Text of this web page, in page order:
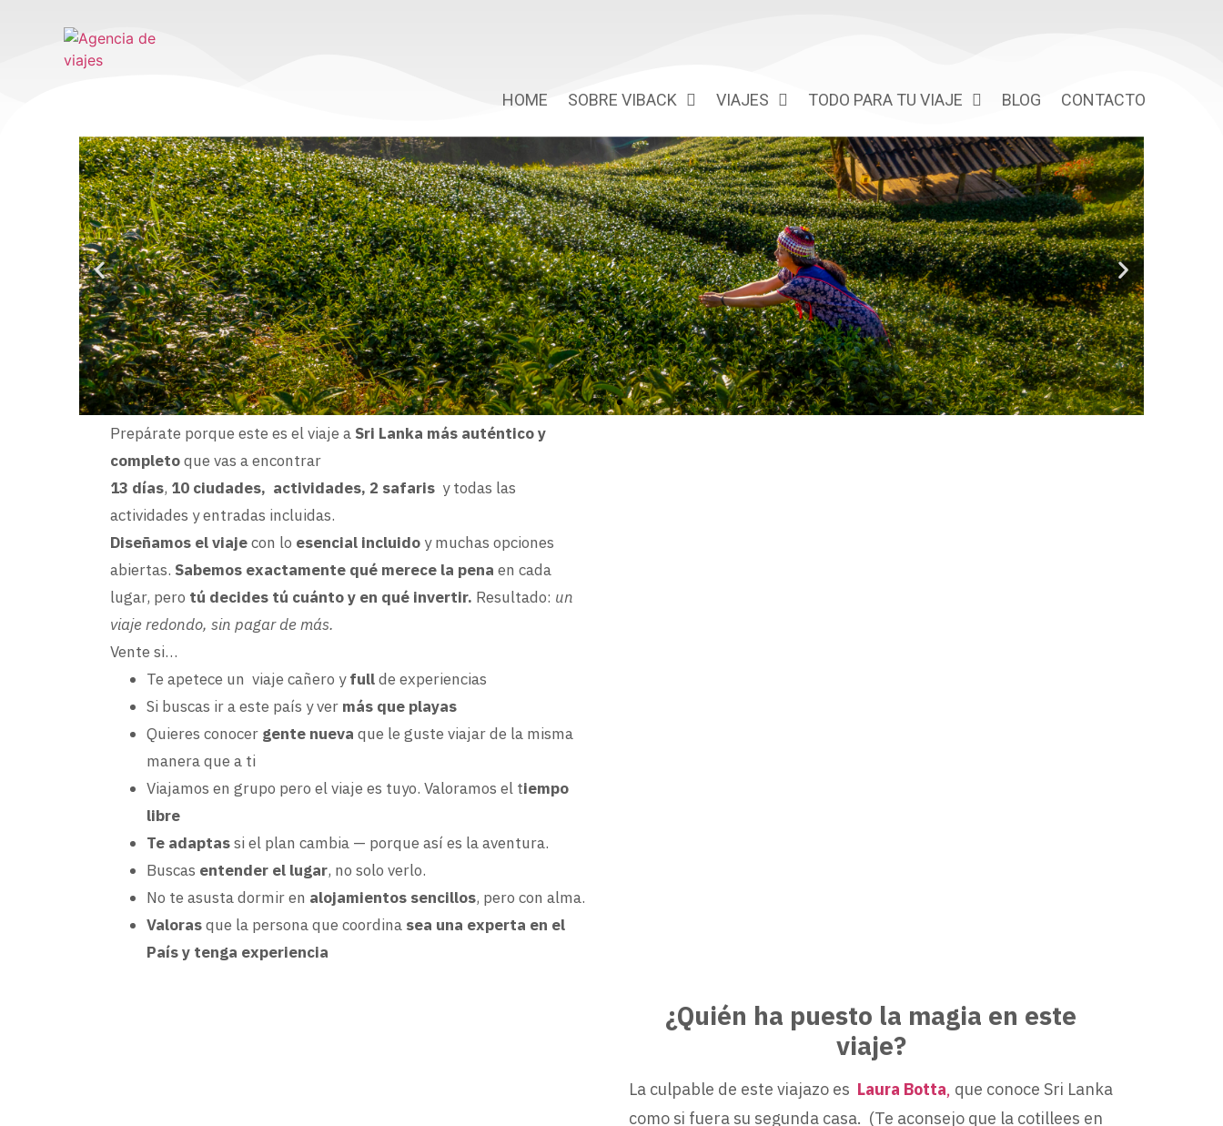
HOME SOBRE VIBACK VIAJES TODO PARA TU VIAJE BLOG CONTACTO
SRI LANKA
Safari · Montaña · Trekk · Aventura · Gastronomía
Prepárate porque este es el viaje a Sri Lanka más auténtico y
completoque vas a encontrar
13 días, 10 ciudades, actividades, 2 safaris y todas las
actividades y entradas incluidas.
Diseñamos el viajecon lo esencial incluido y muchas opciones
abiertas. Sabemos exactamente qué merece la pena en cada
lugar, pero tú decides tú cuánto y en qué invertir. Resultado: un
viaje redondo, sin pagar de más.
Vente si…
Te apetece un viaje cañero yfullde experiencias
Si buscas ir a este país y ver más que playas
Quieres conocer gente nueva que le guste viajar de la misma
manera que a ti
Viajamos en grupo pero el viaje es tuyo. Valoramos el tiempo
libre
Te adaptassi el plan cambia — porque así es la aventura.
Buscas entender el lugar, no solo verlo.
No te asusta dormir en alojamientos sencillos, pero con alma.
Valorasque la persona que coordina sea una experta en el
País y tenga experiencia
¿Quién ha puesto la magia en este
viaje?
La culpable de este viajazo es Laura Botta, que conoce Sri Lanka
como si fuera su segunda casa. (Te aconsejo que la cotillees en